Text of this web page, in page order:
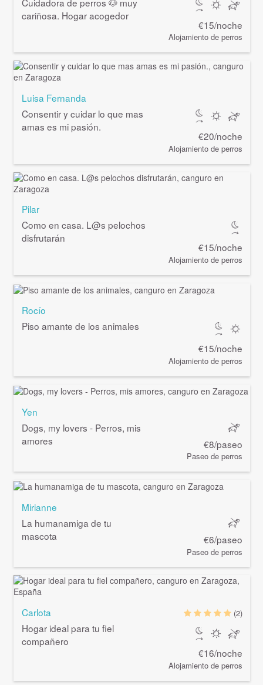
cariñosa. Hogar acogedor
€15/noche
Alojamiento de perros
Luisa Fernanda
Consentir y cuidar lo que mas
amas es mi pasión.
€20/noche
Alojamiento de perros
Pilar
Como en casa. L@s pelochos
disfrutarán
€15/noche
Alojamiento de perros
Rocío
Piso amante de los animales
€15/noche
Alojamiento de perros
Yen
Dogs, my lovers - Perros, mis
amores
€8/paseo
Paseo de perros
Mirianne
La humanamiga de tu
mascota
€6/paseo
Paseo de perros
Carlota
Hogar ideal para tu fiel
compañero
(2)
€16/noche
Alojamiento de perros